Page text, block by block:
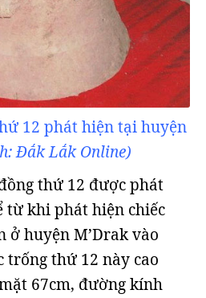
12 phát hiện tại huyện
Đắk Lắk Online)
thứ 12 được phát
từ khi phát hiện chiếc
ở huyện M’Drak vào
trống thứ 12 này cao
67cm, đường kính